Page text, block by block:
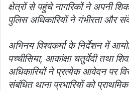
क्षेत्रों से पहुंचे नागरिकों ने अपनी
पुलिस अधिकारियों ने गंभीरता और
अभिनय विश्वकर्मा के निर्देशन में
पच्चीसिया, आकांक्षा चतुर्वेदी तथा
अधिकारियों ने प्रत्येक आवेदन पर
संबंधित थाना प्रभारियों को